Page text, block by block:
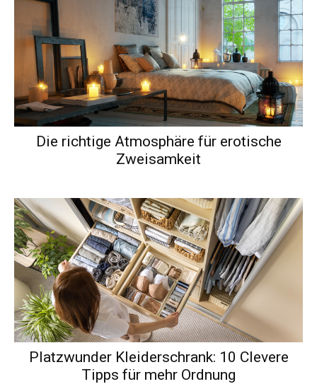
Die richtige Atmosphäre für erotische
Zweisamkeit
Platzwunder Kleiderschrank: 10 Clevere
Tipps für mehr Ordnung